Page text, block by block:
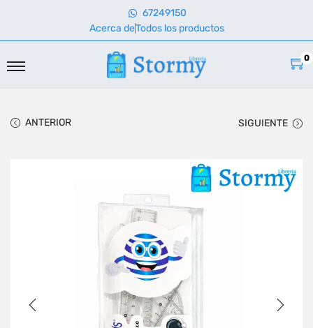
67249150
Acerca deTodos los productos
0
ANTERIOR SIGUIENTE